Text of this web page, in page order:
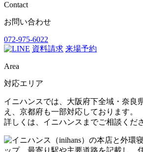
Contact
お問い合わせ
072-975-6022
資料請求 来場予約
Area
対応エリア
イニハンスでは、大阪府下全域・奈良
え、京都府も一部対応しております。
詳しくは、イニハンスまでご相談くだ